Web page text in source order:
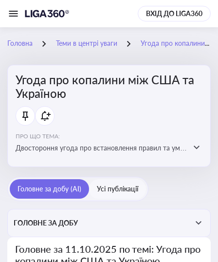
ВХІД ДО LIGA360
Головна Теми в центрі уваги Угода про копалини між США та Україною
Угода про копалини між США та
Україною
ПРО ЩО ТЕМА:
Двостороння угода про встановлення правил та умов
перспективи України
Головне за добу (AI) Усі публікації
ГОЛОВНЕ ЗА ДОБУ
Головне за 11.10.2025 по темі: Угода про